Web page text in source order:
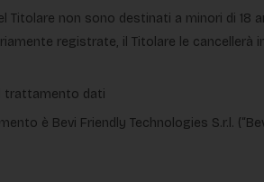
Titolare non sono destinati a minori di
registrate, il Titolare le cancellerà
trattamento dati
è Bevi Friendly Technologies S.r.l.